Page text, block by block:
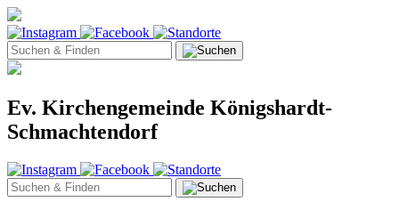
Ev. Kirchengemeinde Königshardt-
Schmachtendorf